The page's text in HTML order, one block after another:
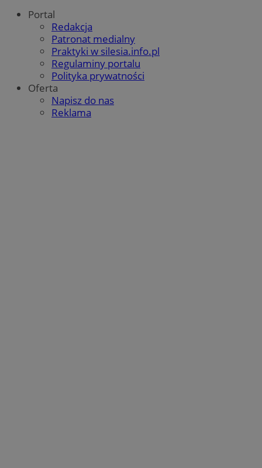
Portal
Redakcja
Patronat medialny
Praktyki w silesia.info.pl
Regulaminy portalu
Polityka prywatności
Oferta
Napisz do nas
Reklama